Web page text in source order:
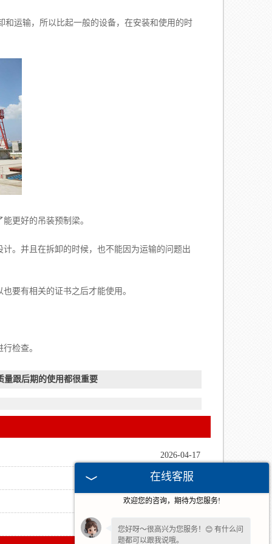
运输，所以比起一般的设备，在安装和使用的时
更好的吊装预制梁。
。并且在拆卸的时候，也不能因为运输的问题出
要有相关的证书之后才能使用。
检查。
跟后期的使用都很重要
2026-04-17
2026-01-16
2023-10-20
2023-10-13
在线客服
欢迎您的咨询，期待为您服务!
您好呀～很高兴为您服务！😊 有什么问
题都可以跟我说哦。